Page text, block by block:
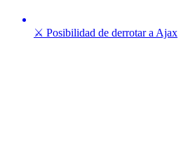
⚔️ Posibilidad de derrotar a Ajax